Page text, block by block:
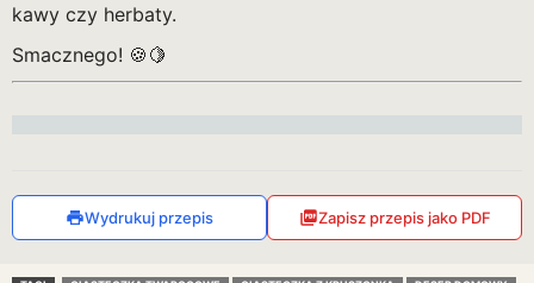
kawy czy herbaty.
Smacznego! 🍪🍋
Wydrukuj przepis Zapisz przepis jako PDF